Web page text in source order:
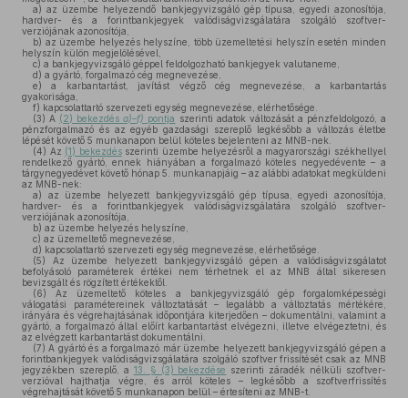
a) az üzembe helyezendő bankjegyvizsgáló gép típusa, egyedi azonosítója,
hardver- és a forintbankjegyek valódiságvizsgálatára szolgáló szoftver-
verziójának azonosítója,
b) az üzembe helyezés helyszíne, több üzemeltetési helyszín esetén minden
helyszín külön megjelölésével,
c) a bankjegyvizsgáló géppel feldolgozható bankjegyek valutaneme,
d) a gyártó, forgalmazó cég megnevezése,
e) a karbantartást, javítást végző cég megnevezése, a karbantartás
gyakorisága,
f) kapcsolattartó szervezeti egység megnevezése, elérhetősége.
(3) A (2) bekezdésa)–f) pontja szerinti adatok változását a pénzfeldolgozó, a
pénzforgalmazó és az egyéb gazdasági szereplő legkésőbb a változás életbe
lépését követő 5 munkanapon belül köteles bejelenteni az MNB-nek.
(4) Az (1) bekezdésszerinti üzembe helyezésről a magyarországi székhellyel
rendelkező gyártó, ennek hiányában a forgalmazó köteles negyedévente – a
tárgynegyedévet követő hónap 5. munkanapjáig – az alábbi adatokat megküldeni
az MNB-nek:
a) az üzembe helyezett bankjegyvizsgáló gép típusa, egyedi azonosítója,
hardver- és a forintbankjegyek valódiságvizsgálatára szolgáló szoftver-
verziójának azonosítója,
b) az üzembe helyezés helyszíne,
c) az üzemeltető megnevezése,
d) kapcsolattartó szervezeti egység megnevezése, elérhetősége.
(5) Az üzembe helyezett bankjegyvizsgáló gépen a valódiságvizsgálatot
befolyásoló paraméterek értékei nem térhetnek el az MNB által sikeresen
bevizsgált és rögzített értékektől.
(6) Az üzemeltető köteles a bankjegyvizsgáló gép forgalomképességi
válogatási paramétereinek változtatását – legalább a változtatás mértékére,
irányára és végrehajtásának időpontjára kiterjedően – dokumentálni, valamint a
gyártó, a forgalmazó által előírt karbantartást elvégezni, illetve elvégeztetni, és
az elvégzett karbantartást dokumentálni.
(7) A gyártó és a forgalmazó már üzembe helyezett bankjegyvizsgáló gépen a
forintbankjegyek valódiságvizsgálatára szolgáló szoftver frissítését csak az MNB
jegyzékben szereplő, a 13. § (3) bekezdése szerinti záradék nélküli szoftver-
verzióval hajthatja végre, és arról köteles – legkésőbb a szoftverfrissítés
végrehajtását követő 5 munkanapon belül – értesíteni az MNB-t.